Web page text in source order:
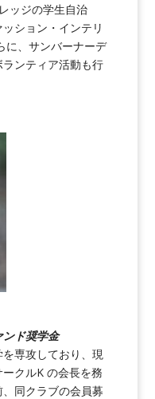
ッジの学生自治
ション・インテリ
に、サンバーナーデ
ンティア活動も行
ド奨学金
専攻しており、現
クルK の会長を務
同クラブの会員募